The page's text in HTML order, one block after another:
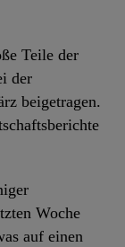
Teile der
der
beigetragen.
Woche
auf einen